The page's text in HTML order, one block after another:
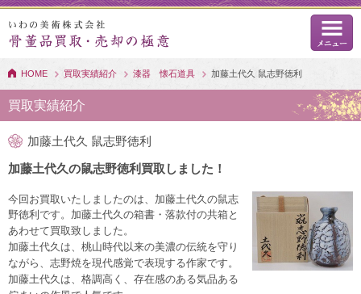
HOME 買取実績紹介 漆器 懐石道具 加藤土代久 鼠志野徳利
買取実績紹介
加藤土代久 鼠志野徳利
加藤土代久の鼠志野徳利買取しました！
今回お買取いたしましたのは、加藤土代久の鼠志
野徳利です。 加藤土代久の箱書・落款付の共箱と
あわせて買取致しました。
加藤土代久は、桃山時代以来の美濃の伝統を守り
ながら、志野焼を現代感覚で表現する作家です。
加藤土代久は、格調高く、存在感のある気品ある